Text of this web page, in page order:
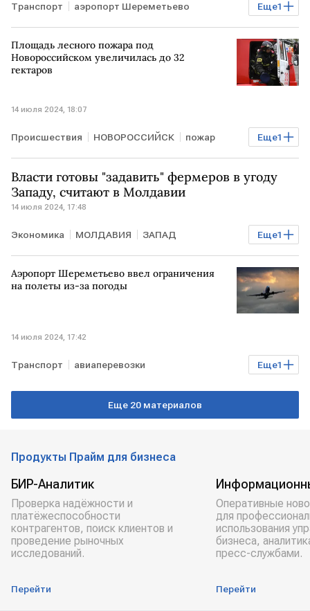
Еще1
Транспорт аэропорт Шереметьево
авиаперевозки
Площадь лесного пожара под
Новороссийском увеличилась до 32
гектаров
14 июля 2024, 18:07
Еще1
Происшествия НОВОРОССИЙСК пожар
МЧС России
Власти готовы "задавить" фермеров в угоду
Западу, считают в Молдавии
14 июля 2024, 17:48
Еще1
Экономика МОЛДАВИЯ ЗАПАД
молдавские фермеры
Аэропорт Шереметьево ввел ограничения
на полеты из-за погоды
14 июля 2024, 17:42
Еще1
Транспорт авиаперевозки
аэропорт Шереметьево
Еще 20 материалов
Продукты Прайм для бизнеса
БИР-Аналитик
Проверка надёжности и
платёжеспособности
контрагентов, поиск клиентов и
проведение рыночных
исследований.
Перейти
Оперативные
для
использования
бизнеса,
пресс-службами.
Перейти